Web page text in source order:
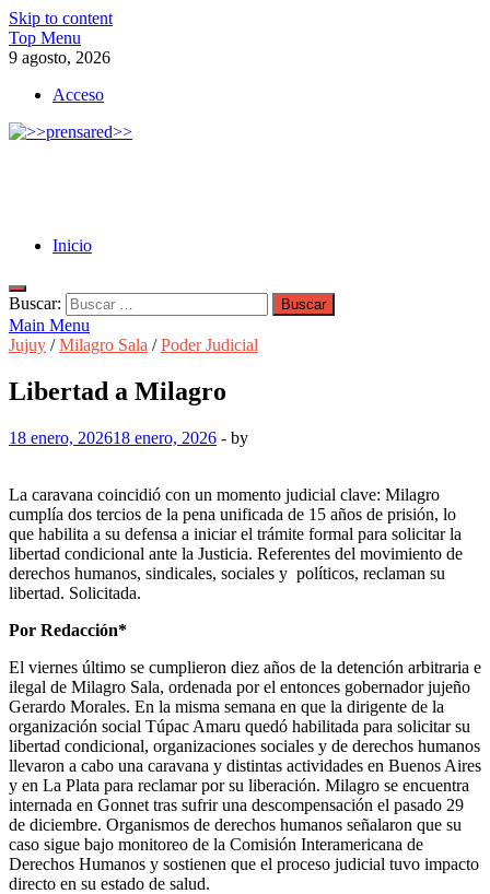
Skip to content
Top Menu
9 agosto, 2026
Acceso
Inicio
Buscar:
Main Menu
Jujuy /Milagro Sala /Poder Judicial
Libertad a Milagro
18 enero, 202618 enero, 2026 - by
La caravana coincidió con un momento judicial clave: Milagro
cumplía dos tercios de la pena unificada de 15 años de prisión, lo
que habilita a su defensa a iniciar el trámite formal para solicitar la
libertad condicional ante la Justicia. Referentes del movimiento de
derechos humanos, sindicales, sociales y políticos, reclaman su
libertad. Solicitada.
Por Redacción*
El viernes último se cumplieron diez años de la detención arbitraria e
ilegal de Milagro Sala, ordenada por el entonces gobernador jujeño
Gerardo Morales. En la misma semana en que la dirigente de la
organización social Túpac Amaru quedó habilitada para solicitar su
libertad condicional, organizaciones sociales y de derechos humanos
llevaron a cabo una caravana y distintas actividades en Buenos Aires
y en La Plata para reclamar por su liberación. Milagro se encuentra
internada en Gonnet tras sufrir una descompensación el pasado 29
de diciembre. Organismos de derechos humanos señalaron que su
caso sigue bajo monitoreo de la Comisión Interamericana de
Derechos Humanos y sostienen que el proceso judicial tuvo impacto
directo en su estado de salud.